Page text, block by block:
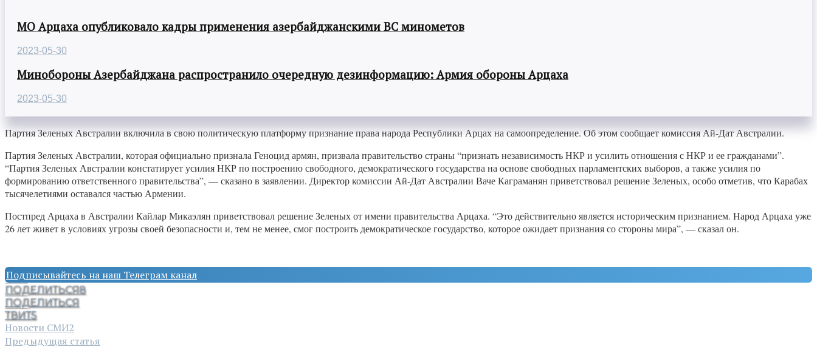
МО Арцаха опубликовало кадры применения азербайджанскими ВС минометов
2023-05-30
Минобороны Азербайджана распространило очередную дезинформацию: Армия обороны Арцаха
2023-05-30
Партия Зеленых Австралии включила в свою политическую платформу признание права народа Республики Арцах на самоопределение. Об этом сообщает комиссия Ай-Дат Австралии.
Партия Зеленых Австралии, которая официально признала Геноцид армян, призвала правительство страны “признать независимость НКР и усилить отношения с НКР и ее гражданами”.
“Партия Зеленых Австралии констатирует усилия НКР по построению свободного, демократического государства на основе свободных парламентских выборов, а также усилия по
формированию ответственного правительства”, — сказано в заявлении. Директор комиссии Ай-Дат Австралии Ваче Каграманян приветствовал решение Зеленых, особо отметив, что Карабах
тысячелетиями оставался частью Армении.
Постпред Арцаха в Австралии Кайлар Микаэлян приветствовал решение Зеленых от имени правительства Арцаха. “Это действительно является историческим признанием. Народ Арцаха уже
26 лет живет в условиях угрозы своей безопасности и, тем не менее, смог построить демократическое государство, которое ожидает признания со стороны мира”, — сказал он.
Подписывайтесь на наш Телеграм канал
ПОДЕЛИТЬСЯ8
ПОДЕЛИТЬСЯ
ТВИТ5
Новости СМИ2
Предыдущая статья